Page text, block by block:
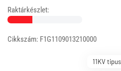
Raktárkészlet:
Cikkszám: F1G1109013210000
11KV